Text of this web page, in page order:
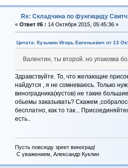
Re: Складчина по фунгициду Свитч
« Ответ #6 : 14 Октября 2015, 05:45:36 »
Цитата: Кузьмин Игорь Евгеньевич от 13
Валентин, ты второй. но упаковка
Здравствуйте. То, что желающие
найдутся , я не сомневаюсь. Только
виноградника(кустов) не такие
обьемы заказывать? Скажем
бесплатно, как то так...
есть..
Пусть повсюду зреет виноград!
С уважением, Александр Куклин